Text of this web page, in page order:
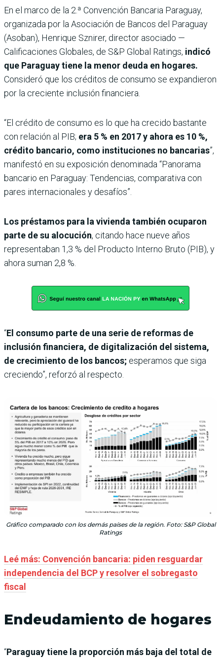
En el marco de la 2.ª Convención Bancaria Paraguay,
organizada por la Asociación de Bancos del Paraguay
(Asoban), Henrique Sznirer, director asociado —
Calificaciones Globales, de S&P Global Ratings, indicó
que Paraguay tiene la menor deuda en hogares.
Consideró que los créditos de consumo se expandieron
por la creciente inclusión financiera.
“El crédito de consumo es lo que ha crecido bastante
con relación al PIB; era 5 % en 2017 y ahora es 10 %,
crédito bancario, como instituciones no bancarias”,
manifestó en su exposición denominada “Panorama
bancario en Paraguay: Tendencias, comparativa con
pares internacionales y desafíos”.
Los préstamos para la vivienda también ocuparon
parte de su alocución, citando hace nueve años
representaban 1,3 % del Producto Interno Bruto (PIB), y
ahora suman 2,8 %.
“El consumo parte de una serie de reformas de
inclusión financiera, de digitalización del sistema,
de crecimiento de los bancos; esperamos que siga
creciendo”, reforzó al respecto.
Gráfico comparado con los demás países de la región. Foto: S&P Global
Ratings
Leé más: Convención bancaria: piden resguardar
independencia del BCP y resolver el sobregasto
fiscal
Endeudamiento de hogares
“Paraguay tiene la proporción más baja del total de